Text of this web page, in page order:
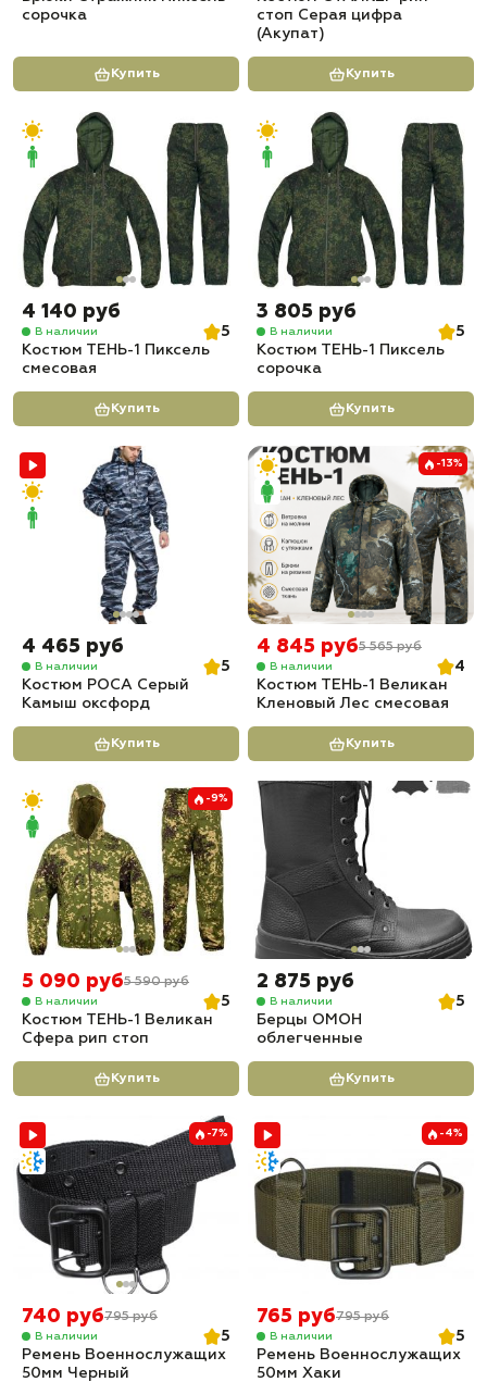
сорочка
Купить
стоп Серая цифра
(Акупат)
Купить
4 140 руб
В наличии
5
Костюм ТЕНЬ-1 Пиксель
смесовая
Купить
3 805 руб
В наличии
5
Костюм ТЕНЬ-1 Пиксель
сорочка
Купить
4 465 руб
В наличии
5
Костюм РОСА Серый
Камыш оксфорд
Купить
-13%
4 845 руб5 565 руб
В наличии
4
Костюм ТЕНЬ-1 Великан
Кленовый Лес смесовая
Купить
-9%
5 090 руб5 590 руб
В наличии
5
Костюм ТЕНЬ-1 Великан
Сфера рип стоп
Купить
2 875 руб
В наличии
5
Берцы ОМОН
облегченные
Купить
-7%
740 руб795 руб
В наличии
5
Ремень Военнослужащих
50мм Черный
-4%
765 руб795 руб
В наличии
5
Ремень Военнослужащих
50мм Хаки